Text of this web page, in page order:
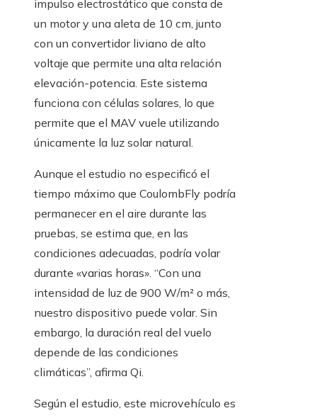
impulso electrostático que consta de
un motor y una aleta de 10 cm, junto
con un convertidor liviano de alto
voltaje que permite una alta relación
elevación-potencia. Este sistema
funciona con células solares, lo que
permite que el MAV vuele utilizando
únicamente la luz solar natural.
Aunque el estudio no especificó el
tiempo máximo que CoulombFly podría
permanecer en el aire durante las
pruebas, se estima que, en las
condiciones adecuadas, podría volar
durante «varias horas». “Con una
intensidad de luz de 900 W/m² o más,
nuestro dispositivo puede volar. Sin
embargo, la duración real del vuelo
depende de las condiciones
climáticas”, afirma Qi.
Según el estudio, este microvehículo es